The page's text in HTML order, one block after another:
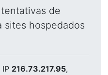
de
sites hospedados
216.73.217.95,